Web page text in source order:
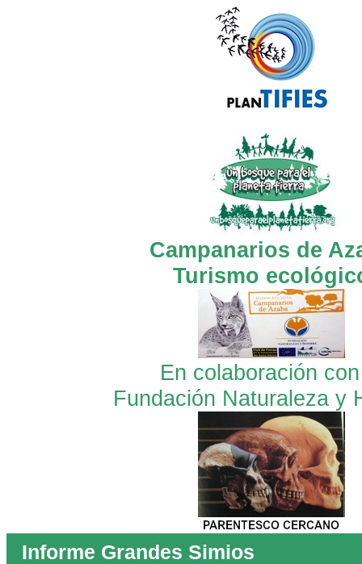
Campanarios de
Turismo
En colaboración
Fundación Naturaleza y
Informe Grandes Simios